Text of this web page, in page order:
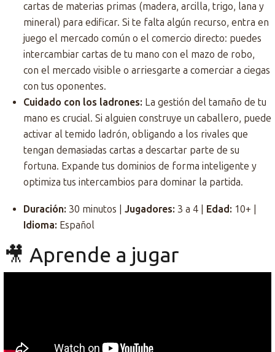
cartas de materias primas (madera, arcilla, trigo, lana y
mineral) para edificar. Si te falta algún recurso, entra en
juego el mercado común o el comercio directo: puedes
intercambiar cartas de tu mano con el mazo de robo,
con el mercado visible o arriesgarte a comerciar a ciegas
con tus oponentes.
Cuidado con los ladrones: La gestión del tamaño de tu
mano es crucial. Si alguien construye un caballero, puede
activar al temido ladrón, obligando a los rivales que
tengan demasiadas cartas a descartar parte de su
fortuna. Expande tus dominios de forma inteligente y
optimiza tus intercambios para dominar la partida.
Duración: 30 minutos | Jugadores: 3 a 4 | Edad: 10+ |
Idioma: Español
🎥 Aprende a jugar